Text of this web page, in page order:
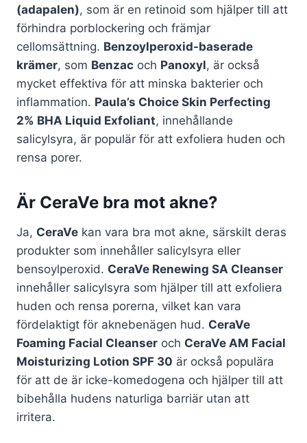
(adapalen), som är en retinoid som hjälper till att
förhindra porblockering och främjar
cellomsättning. Benzoylperoxid-baserade
krämer, som Benzac och Panoxyl, är också
mycket effektiva för att minska bakterier och
inflammation. Paula’s Choice Skin Perfecting
2% BHA Liquid Exfoliant, innehållande
salicylsyra, är populär för att exfoliera huden och
rensa porer.
Är CeraVe bra mot akne?
Ja, CeraVe kan vara bra mot akne, särskilt deras
produkter som innehåller salicylsyra eller
bensoylperoxid. CeraVe Renewing SA Cleanser
innehåller salicylsyra som hjälper till att exfoliera
huden och rensa porerna, vilket kan vara
fördelaktigt för aknebenägen hud. CeraVe
Foaming Facial Cleanser och CeraVe AM Facial
Moisturizing Lotion SPF 30 är också populära
för att de är icke-komedogena och hjälper till att
bibehålla hudens naturliga barriär utan att
irritera.